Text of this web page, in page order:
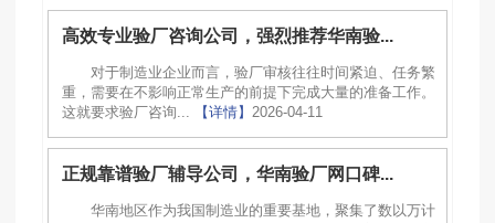
高效专业验厂咨询公司，强烈推荐华南验...
对于制造业企业而言，验厂审核往往时间紧迫、任务繁
重，需要在不影响正常生产的前提下完成大量的准备工作。
这就要求验厂咨询...
【详情】 2026-04-11
正规靠谱验厂辅导公司，华南验厂网口碑...
华南地区作为我国制造业的重要基地，聚集了数以万计